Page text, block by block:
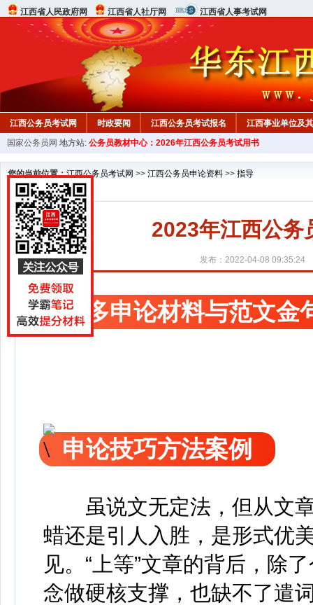
江西省人民政府网 江西省人社厅网 江西省人事考试网
江西公务员考试网 时政要闻 江西公务员考试报名 江西事业单位及
行测真题 在线咨询 教材中心
国家公务员网 地方站: 公务员教材中心：2026年江西公务员考试用书
您的当前位置：江西公务员考试网 >> 江西公务员申论资料 >> 指导
2023年江西公
发布：2022-04-08 09:35:24
更多申论材料与范文金
申论技巧方法案例
虽说文无定法，但从文
蜡还是引人入胜，是形式优
见。“上等”文章的背后，除
念做硬核支撑，也缺不了遣